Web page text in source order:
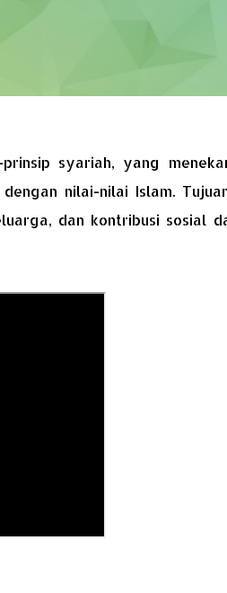
syariah, yang
nilai-nilai Islam.
dan kontribusi sosial